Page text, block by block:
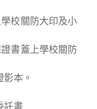
校關防大印及小
書蓋上學校關防
本。
託書